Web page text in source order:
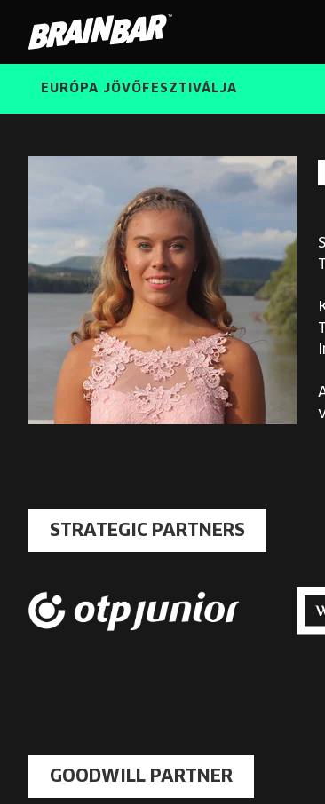
Bar
EURÓPA JÖVŐFESZTIVÁLJA
STRATEGIC PARTNERS
GOODWILL PARTNER